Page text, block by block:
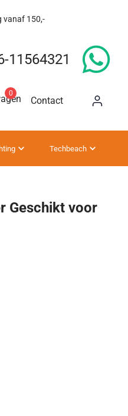
vanaf 150,-
11564321
0
Contact
Techbeach
Geschikt voor